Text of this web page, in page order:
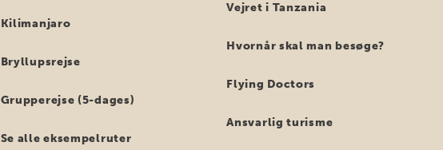
Kilimanjaro
Bryllupsrejse
Grupperejse (5-dages)
Se alle eksempelruter
Vejret i Tanzania
Hvornår skal man besøge?
Flying Doctors
Ansvarlig turisme